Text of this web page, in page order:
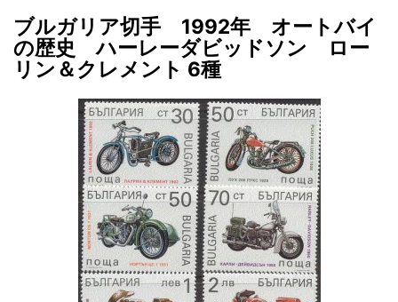
ブルガリア切手 1992年 オートバイ
の歴史 ハーレーダビッドソン ロー
リン＆クレメント 6種